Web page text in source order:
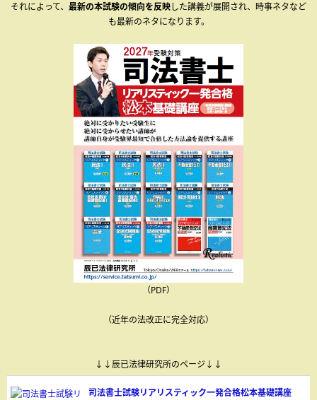
それによって、 最新の本試験の傾向を反映した講義が展開され、時事ネタなど
も最新のネタになります。
（PDF）
（近年の法改正に完全対応）
↓↓辰已法律研究所のページ↓↓
司法書士試験リアリスティック一発合格松本基礎講座